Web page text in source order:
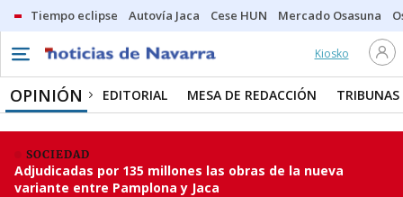
Tiempo eclipse Autovía Jaca Cese HUN Mercado Osasuna
Kiosko
OPINIÓN EDITORIAL MESA DE REDACCIÓN TRIBUNAS
SOCIEDAD
Adjudicadas por 135 millones las obras de la nueva
variante entre Pamplona y Jaca